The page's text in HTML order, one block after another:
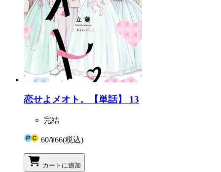
恋せよメオト。【単話】 13
完結
60/¥66(税込)
カートに追加